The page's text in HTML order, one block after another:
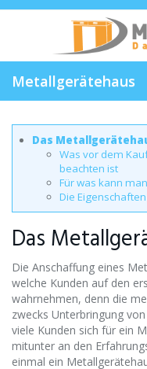
Skip
Metallgerätehaus
Das
Was vor dem
beachten ist
Für was kann
Die
Das
Die Anschaffung eines
welche Kunden auf den
wahrnehmen, denn die
zwecks Unterbringung
viele Kunden sich für ein
mitunter an den
einmal ein